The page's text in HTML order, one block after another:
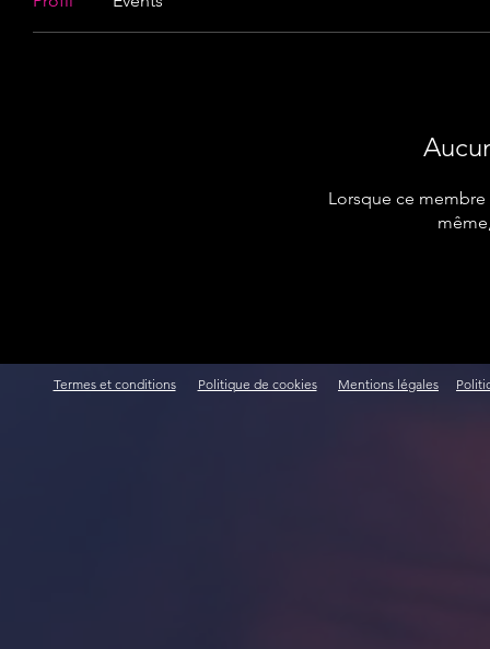
Lorsque ce
Termes et conditions Politique de cookies Mentions légales